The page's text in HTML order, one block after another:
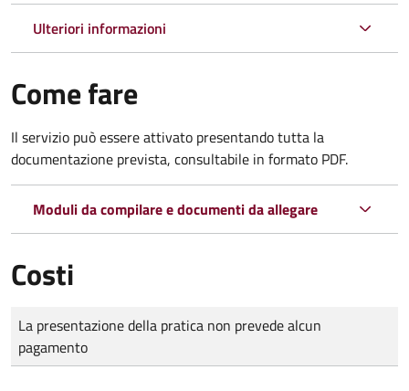
Ulteriori informazioni
Come fare
Il servizio può essere attivato presentando tutta la
documentazione prevista, consultabile in formato PDF.
Moduli da compilare e documenti da allegare
Costi
Tipo di pagamento
Importo
La presentazione della pratica non prevede alcun
pagamento